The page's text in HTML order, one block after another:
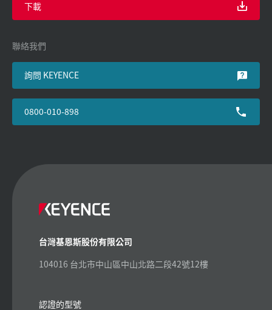
下載
聯絡我們
詢問 KEYENCE
0800-010-898
台灣基恩斯股份有限公司
104016 台北市中山區中山北路二段42號12樓
認證的型號